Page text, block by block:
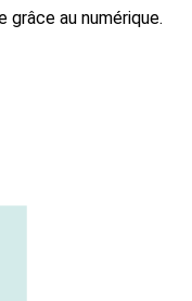
grâce au numérique.